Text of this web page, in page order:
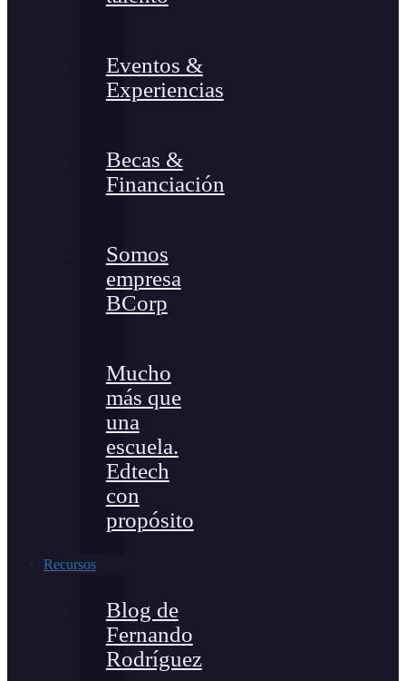
Eventos &
Experiencias
Becas &
Financiación
Somos
empresa
BCorp
Mucho
más que
una
escuela.
Edtech
con
propósito
Recursos
Blog de
Fernando
Rodríguez